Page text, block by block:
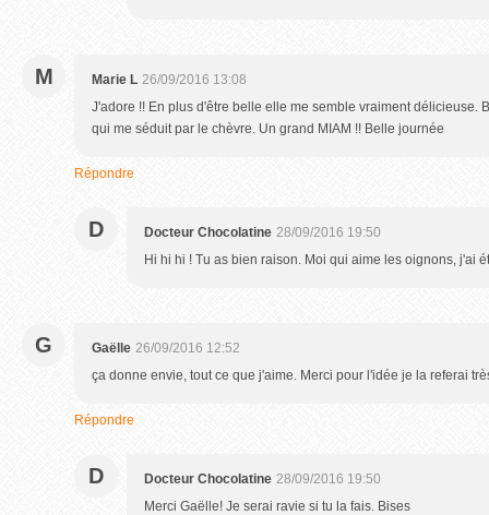
M Marie L 26/09/2016 13:08
J'adore !! En plus d'être belle elle me semble vraiment délicieuse.
qui me séduit par le chèvre. Un grand MIAM !! Belle journée
Répondre
D Docteur Chocolatine 28/09/2016 19:50
Hi hi hi ! Tu as bien raison. Moi qui aime les oignons, j'ai
G Gaëlle 26/09/2016 12:52
ça donne envie, tout ce que j'aime. Merci pour l'idée je la referai
Répondre
D Docteur Chocolatine 28/09/2016 19:50
Merci Gaëlle! Je serai ravie si tu la fais. Bises